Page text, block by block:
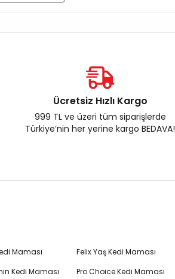
Ücretsiz Hızlı Kargo
999 TL ve üzeri tüm siparişlerde
Türkiye’nin her yerine kargo BEDAVA!
Maması
Kedi Maması
Felix Yaş Kedi Maması
Pro Choice Kedi Maması